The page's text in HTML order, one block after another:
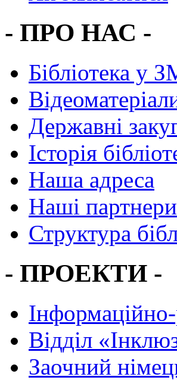
- ПРО НАС -
Бібліотека у
Державні
Історія
Наша адреса
Наші партнери
Структура
- ПРОЕКТИ -
Вiддiл
Заочний